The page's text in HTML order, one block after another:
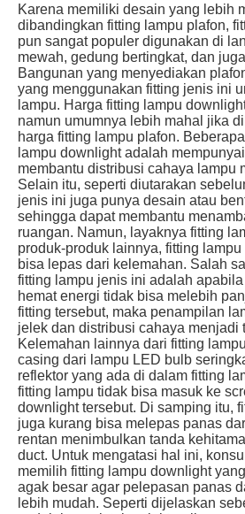
Karena memiliki desain yang lebih
dibandingkan fitting lampu plafon,
pun sangat populer digunakan di
mewah, gedung bertingkat, dan
Bangunan yang menyediakan
yang menggunakan fitting jenis ini
lampu. Harga fitting lampu
namun umumnya lebih mahal jika
harga fitting lampu plafon.
lampu downlight adalah
membantu distribusi cahaya lampu
Selain itu, seperti diutarakan
jenis ini juga punya desain atau
sehingga dapat membantu
ruangan. Namun, layaknya fitting
produk-produk lainnya, fitting
bisa lepas dari kelemahan. Salah
fitting lampu jenis ini adalah
hemat energi tidak bisa melebih
fitting tersebut, maka penampilan
jelek dan distribusi cahaya menjadi
Kelemahan lainnya dari fitting
casing dari lampu LED bulb
reflektor yang ada di dalam fitting
fitting lampu tidak bisa masuk ke
downlight tersebut. Di samping itu,
juga kurang bisa melepas panas
rentan menimbulkan tanda
duct. Untuk mengatasi hal ini,
memilih fitting lampu downlight
agak besar agar pelepasan panas
lebih mudah. Seperti dijelaskan